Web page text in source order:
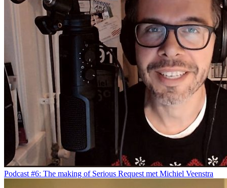
Podcast #6: The making of Serious Request met Michiel Veenstra